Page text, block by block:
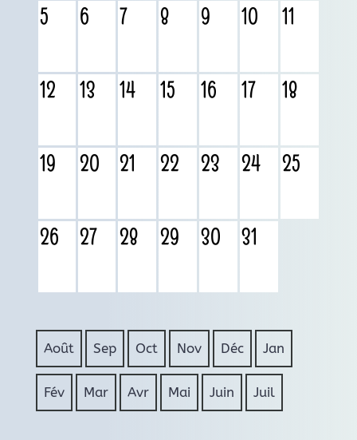
5 6 7 8 9 10 11
12 13 14 15 16 17 18
19 20 21 22 23 24 25
26 27 28 29 30 31
Août Sep Oct Nov Déc Jan
Fév Mar Avr Mai Juin Juil